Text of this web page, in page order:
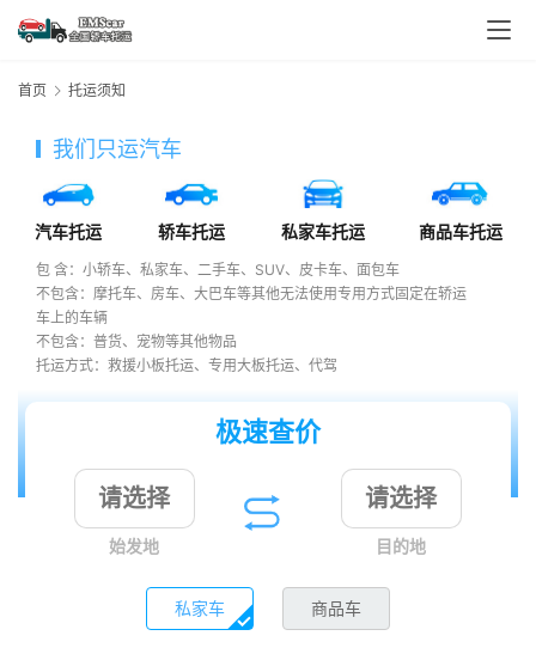
首页 托运须知
我们只运汽车
汽车托运 轿车托运 私家车托运 商品车托运
包 含：小轿车、私家车、二手车、SUV、皮卡车、面包车
不包含：摩托车、房车、大巴车等其他无法使用专用方式固定在轿运
车上的车辆
不包含：普货、宠物等其他物品
托运方式：救援小板托运、专用大板托运、代驾
极速查价
始发地 目的地
私家车 商品车